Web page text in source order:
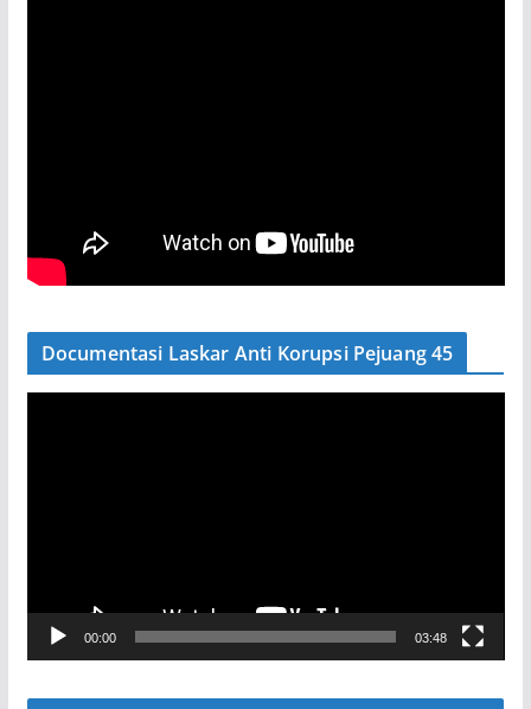
Documentasi Laskar Anti Korupsi Pejuang 45
V
e
00:00 03:48